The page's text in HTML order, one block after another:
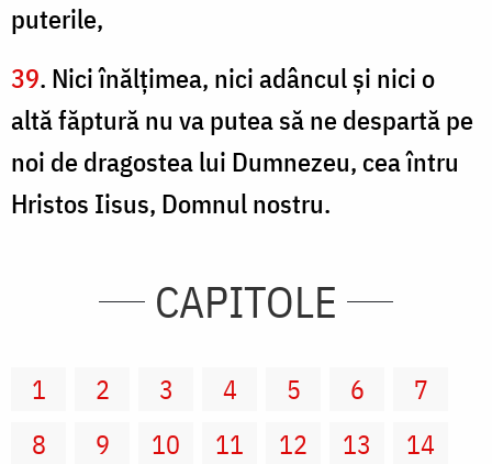
puterile,
39. Nici înălţimea, nici adâncul şi nici o
altă făptură nu va putea să ne despartă pe
noi de dragostea lui Dumnezeu, cea întru
Hristos Iisus, Domnul nostru.
CAPITOLE
1 2 3 4 5 6
7
8
9 10 11 12 13
14